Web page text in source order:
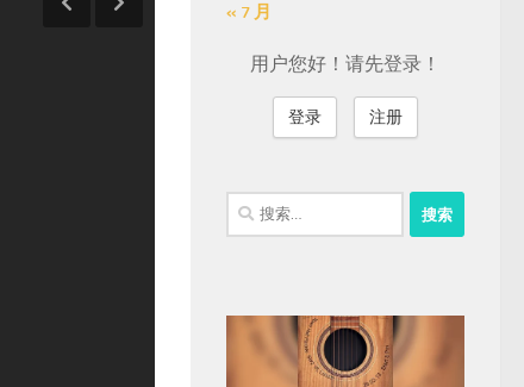
« 7 月
用户您好！请先登录！
登录 注册
搜
索：